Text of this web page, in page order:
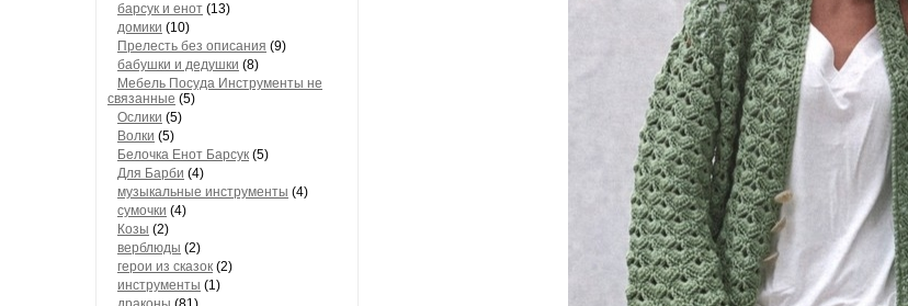
барсук и енот (13)
домики (10)
Прелесть без описания (9)
бабушки и дедушки (8)
Мебель Посуда Инструменты не
связанные (5)
Ослики (5)
Волки (5)
Белочка Енот Барсук (5)
Для Барби (4)
музыкальные инструменты (4)
сумочки (4)
Козы (2)
верблюды (2)
герои из сказок (2)
инструменты (1)